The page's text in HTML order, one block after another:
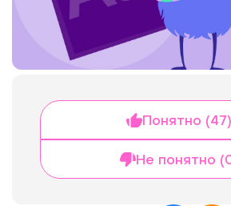
Понятно (47)
Не понятно